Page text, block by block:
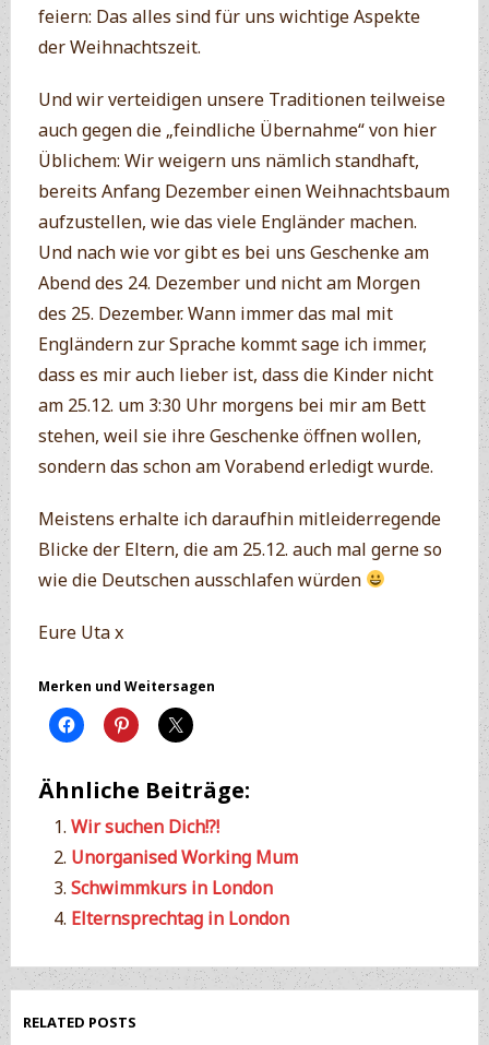
feiern: Das alles sind für uns wichtige Aspekte
der Weihnachtszeit.
Und wir verteidigen unsere Traditionen teilweise
auch gegen die „feindliche Übernahme“ von hier
Üblichem: Wir weigern uns nämlich standhaft,
bereits Anfang Dezember einen Weihnachtsbaum
aufzustellen, wie das viele Engländer machen.
Und nach wie vor gibt es bei uns Geschenke am
Abend des 24. Dezember und nicht am Morgen
des 25. Dezember. Wann immer das mal mit
Engländern zur Sprache kommt sage ich immer,
dass es mir auch lieber ist, dass die Kinder nicht
am 25.12. um 3:30 Uhr morgens bei mir am Bett
stehen, weil sie ihre Geschenke öffnen wollen,
sondern das schon am Vorabend erledigt wurde.
Meistens erhalte ich daraufhin mitleiderregende
Blicke der Eltern, die am 25.12. auch mal gerne so
wie die Deutschen ausschlafen würden
Eure Uta x
Merken und Weitersagen
Ähnliche Beiträge:
Wir suchen Dich!?!
Unorganised Working Mum
Schwimmkurs in London
Elternsprechtag in London
RELATED POSTS